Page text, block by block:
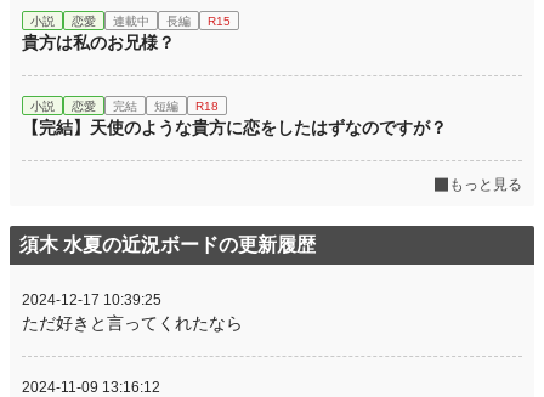
小説 恋愛 連載中 長編 R15
貴方は私のお兄様？
小説 恋愛 完結 短編 R18
【完結】天使のような貴方に恋をしたはずなのですが？
もっと見る
須木 水夏の近況ボードの更新履歴
2024-12-17 10:39:25
ただ好きと言ってくれたなら
2024-11-09 13:16:12